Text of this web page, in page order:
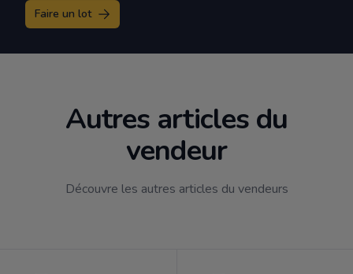
Faire un lot
Autres articles du
vendeur
Découvre les autres articles du vendeurs